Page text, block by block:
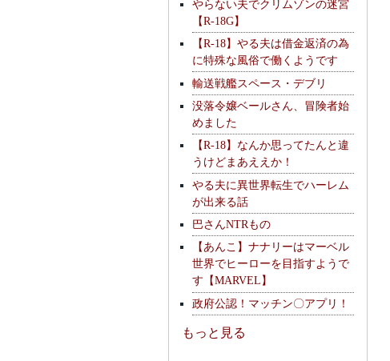
やらない夫でクリムゾンの迷宮
【R-18G】
【R-18】やる夫は借金返済の為
に特殊な風俗で働くようです
輸送戦艦スペース・デブリ
没落令嬢ベールさん、冒険者始
めました
【R-18】なんか思ってたんと違
うけどまあええか！
やる夫に異世界転生でハーレム
が出来る話
巴さんNTRもの
【あんこ】ナナリーはマーベル
世界でヒーローを目指すようで
す【MARVEL】
政府公認！マッチン〇アプリ！
もっと見る